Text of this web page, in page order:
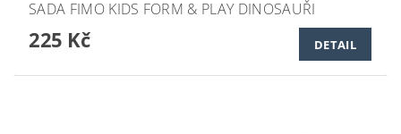
SADA FIMO KIDS FORM & PLAY DINOSAUŘI
225 Kč DETAIL